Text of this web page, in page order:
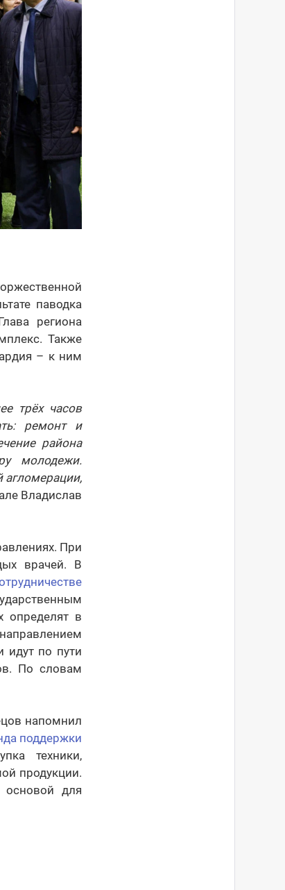
паводка
региона
Также
– к ним
трёх часов
ремонт и
района
молодежи.
агломерации,
Владислав
При
врачей. В
определят в
идут по пути
По словам
напомнил
поддержки
техники,
продукции.
основой для